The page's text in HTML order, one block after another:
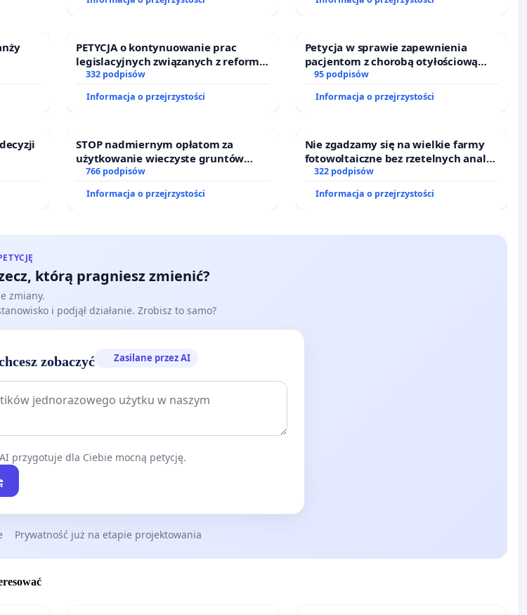
sędziów
PETYCJA o kontynuowanie prac
legislacyjnych związanych z reformą
prawa rodzinnego
332 podpisów
Informacja o przejrzystości
Petycja w sprawie zapewnienia
pacjentom z chorobą otyłościową
dostępu do kompleksowego leczenia
95 podpisów
Informacja o przejrzystości
STOP nadmiernym opłatom za
użytkowanie wieczyste gruntów
zajmowanych przez rodzinne ogrody
766 podpisów
Informacja o przejrzystości
Nie zgadzamy się na wielkie farmy
fotowoltaiczne bez rzetelnych analiz
i akceptacji mieszkańców
322 podpisów
Informacja o przejrzystości
którą pragniesz zmienić?
zmiany.
i podjął działanie. Zrobisz to samo?
zobaczyć Zasilane przez AI
przygotuje dla Ciebie mocną petycję.
Prywatność już na etapie projektowania